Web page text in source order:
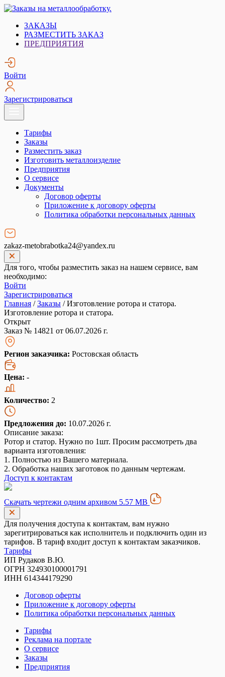
Skip
content
Заказы на металлообработку.
Металлообработка. Открытые заказы на металлообработку.
ЗАКАЗЫ
РАЗМЕСТИТЬ ЗАКАЗ
ПРЕДПРИЯТИЯ
Войти
Зарегистрироваться
Тарифы
Заказы
Разместить заказ
Изготовить металлоизделие
Предприятия
О сервисе
Документы
Договор оферты
Приложение к договору оферты
Политика обработки персональных данных
zakaz-metobrabotka24@yandex.ru
Для того, чтобы разместить заказ на нашем сервисе, вам
необходимо:
Войти
Зарегистрироваться
Главная /Заказы /Изготовление ротора и статора.
Изготовление ротора и статора.
Открыт
Заказ № 14821 от 06.07.2026 г.
Регион заказчика: Ростовская область
Цена: -
Количество: 2
Предложения до: 10.07.2026 г.
Описание заказа:
Ротор и статор. Нужно по 1шт. Просим рассмотреть два
варианта изготовления:
1. Полностью из Вашего материала.
2. Обработка наших заготовок по данным чертежам.
Доступ к контактам
Скачать чертежи одним архивом 5.57 MB
Для получения доступа к контактам, вам нужно
зарегитрироваться как исполнитель и подключить один из
тарифов. В тариф входит доступ к контактам заказчиков.
Тарифы
ИП Рудаков В.Ю.
ОГРН 324930100001791
ИНН 614344179290
Договор оферты
Приложение к договору оферты
Политика обработки персональных данных
Тарифы
Реклама на портале
О сервисе
Заказы
Предприятия